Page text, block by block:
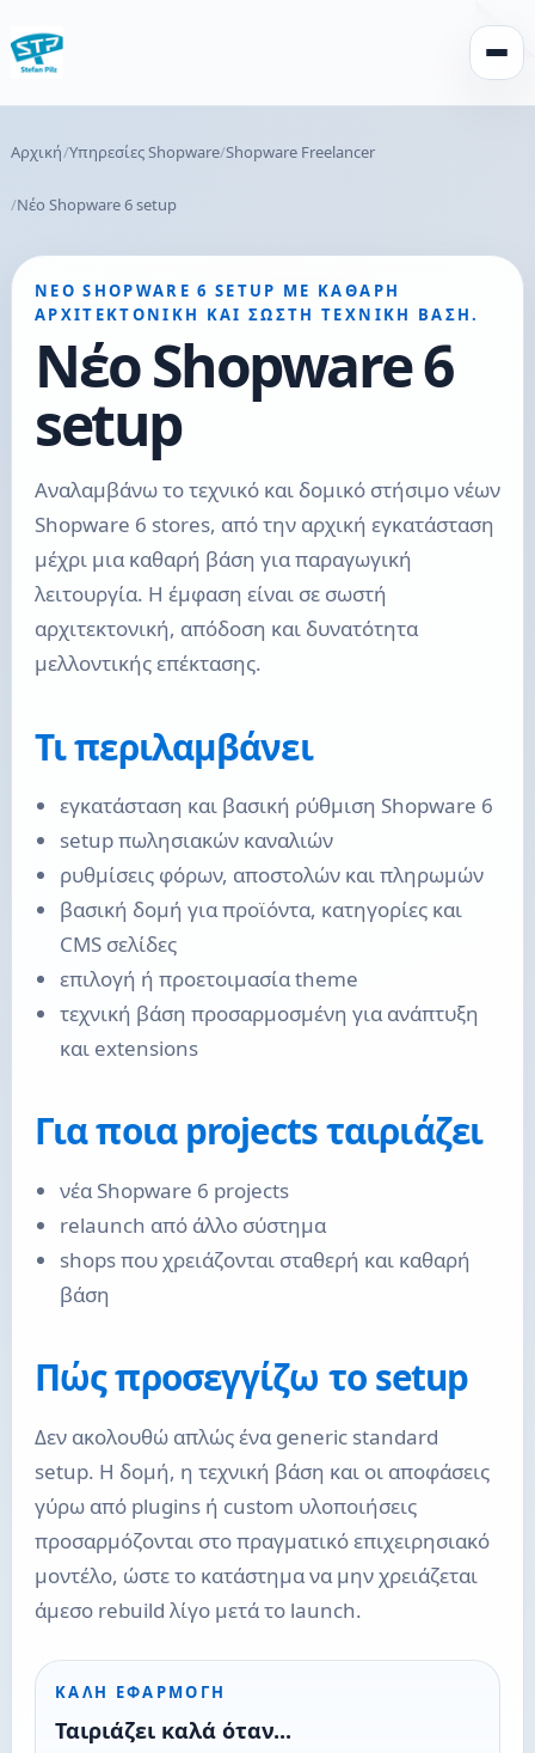
Αρχική Υπηρεσίες Shopware Shopware Freelancer
Νέο Shopware 6 setup
ΝΈΟ SHOPWARE 6 SETUP ΜΕ ΚΑΘΑΡΉ
ΑΡΧΙΤΕΚΤΟΝΙΚΉ ΚΑΙ ΣΩΣΤΉ ΤΕΧΝΙΚΉ ΒΆΣΗ.
Νέο Shopware 6
setup
Αναλαμβάνω το τεχνικό και δομικό στήσιμο νέων
Shopware 6 stores, από την αρχική εγκατάσταση
μέχρι μια καθαρή βάση για παραγωγική
λειτουργία. Η έμφαση είναι σε σωστή
αρχιτεκτονική, απόδοση και δυνατότητα
μελλοντικής επέκτασης.
Τι περιλαμβάνει
εγκατάσταση και βασική ρύθμιση Shopware 6
setup πωλησιακών καναλιών
ρυθμίσεις φόρων, αποστολών και πληρωμών
βασική δομή για προϊόντα, κατηγορίες και
CMS σελίδες
επιλογή ή προετοιμασία theme
τεχνική βάση προσαρμοσμένη για ανάπτυξη
και extensions
Για ποια projects ταιριάζει
νέα Shopware 6 projects
relaunch από άλλο σύστημα
shops που χρειάζονται σταθερή και καθαρή
βάση
Πώς προσεγγίζω το setup
Δεν ακολουθώ απλώς ένα generic standard
setup. Η δομή, η τεχνική βάση και οι αποφάσεις
γύρω από plugins ή custom υλοποιήσεις
προσαρμόζονται στο πραγματικό επιχειρησιακό
μοντέλο, ώστε το κατάστημα να μην χρειάζεται
άμεσο rebuild λίγο μετά το launch.
ΚΑΛΉ ΕΦΑΡΜΟΓΉ
Ταιριάζει καλά όταν...